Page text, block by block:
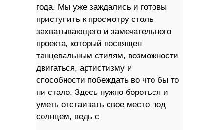
года. Мы уже заждались и готовы
приступить к просмотру столь
захватывающего и замечательного
проекта, который посвящен
танцевальным стилям, возможности
двигаться, артистизму и
способности побеждать во что бы то
ни стало. Здесь нужно бороться и
уметь отстаивать свое место под
солнцем, ведь с